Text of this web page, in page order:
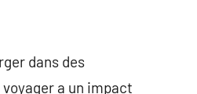
dans des
a un impact